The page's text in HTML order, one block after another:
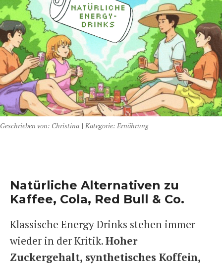
Geschrieben von: Christina | Kategorie: Ernährung
Natürliche Alternativen zu
Kaffee, Cola, Red Bull & Co.
Klassische Energy Drinks stehen immer
wieder in der Kritik.Hoher
Zuckergehalt, synthetisches Koffein,